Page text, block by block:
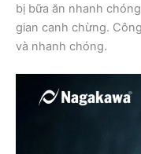
bị bữa ăn nhanh
gian canh chừng.
và nhanh chóng.